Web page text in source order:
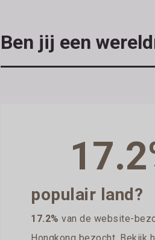
Ben jij een
populair land?
17.2% van de website-